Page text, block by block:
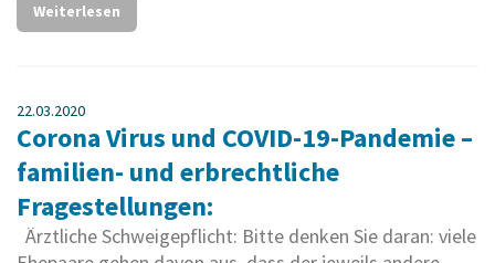
Weiterlesen
22.03.2020
Corona Virus und COVID-19-Pandemie –
familien- und erbrechtliche
Fragestellungen:
Ärztliche Schweigepflicht: Bitte denken Sie daran: viele